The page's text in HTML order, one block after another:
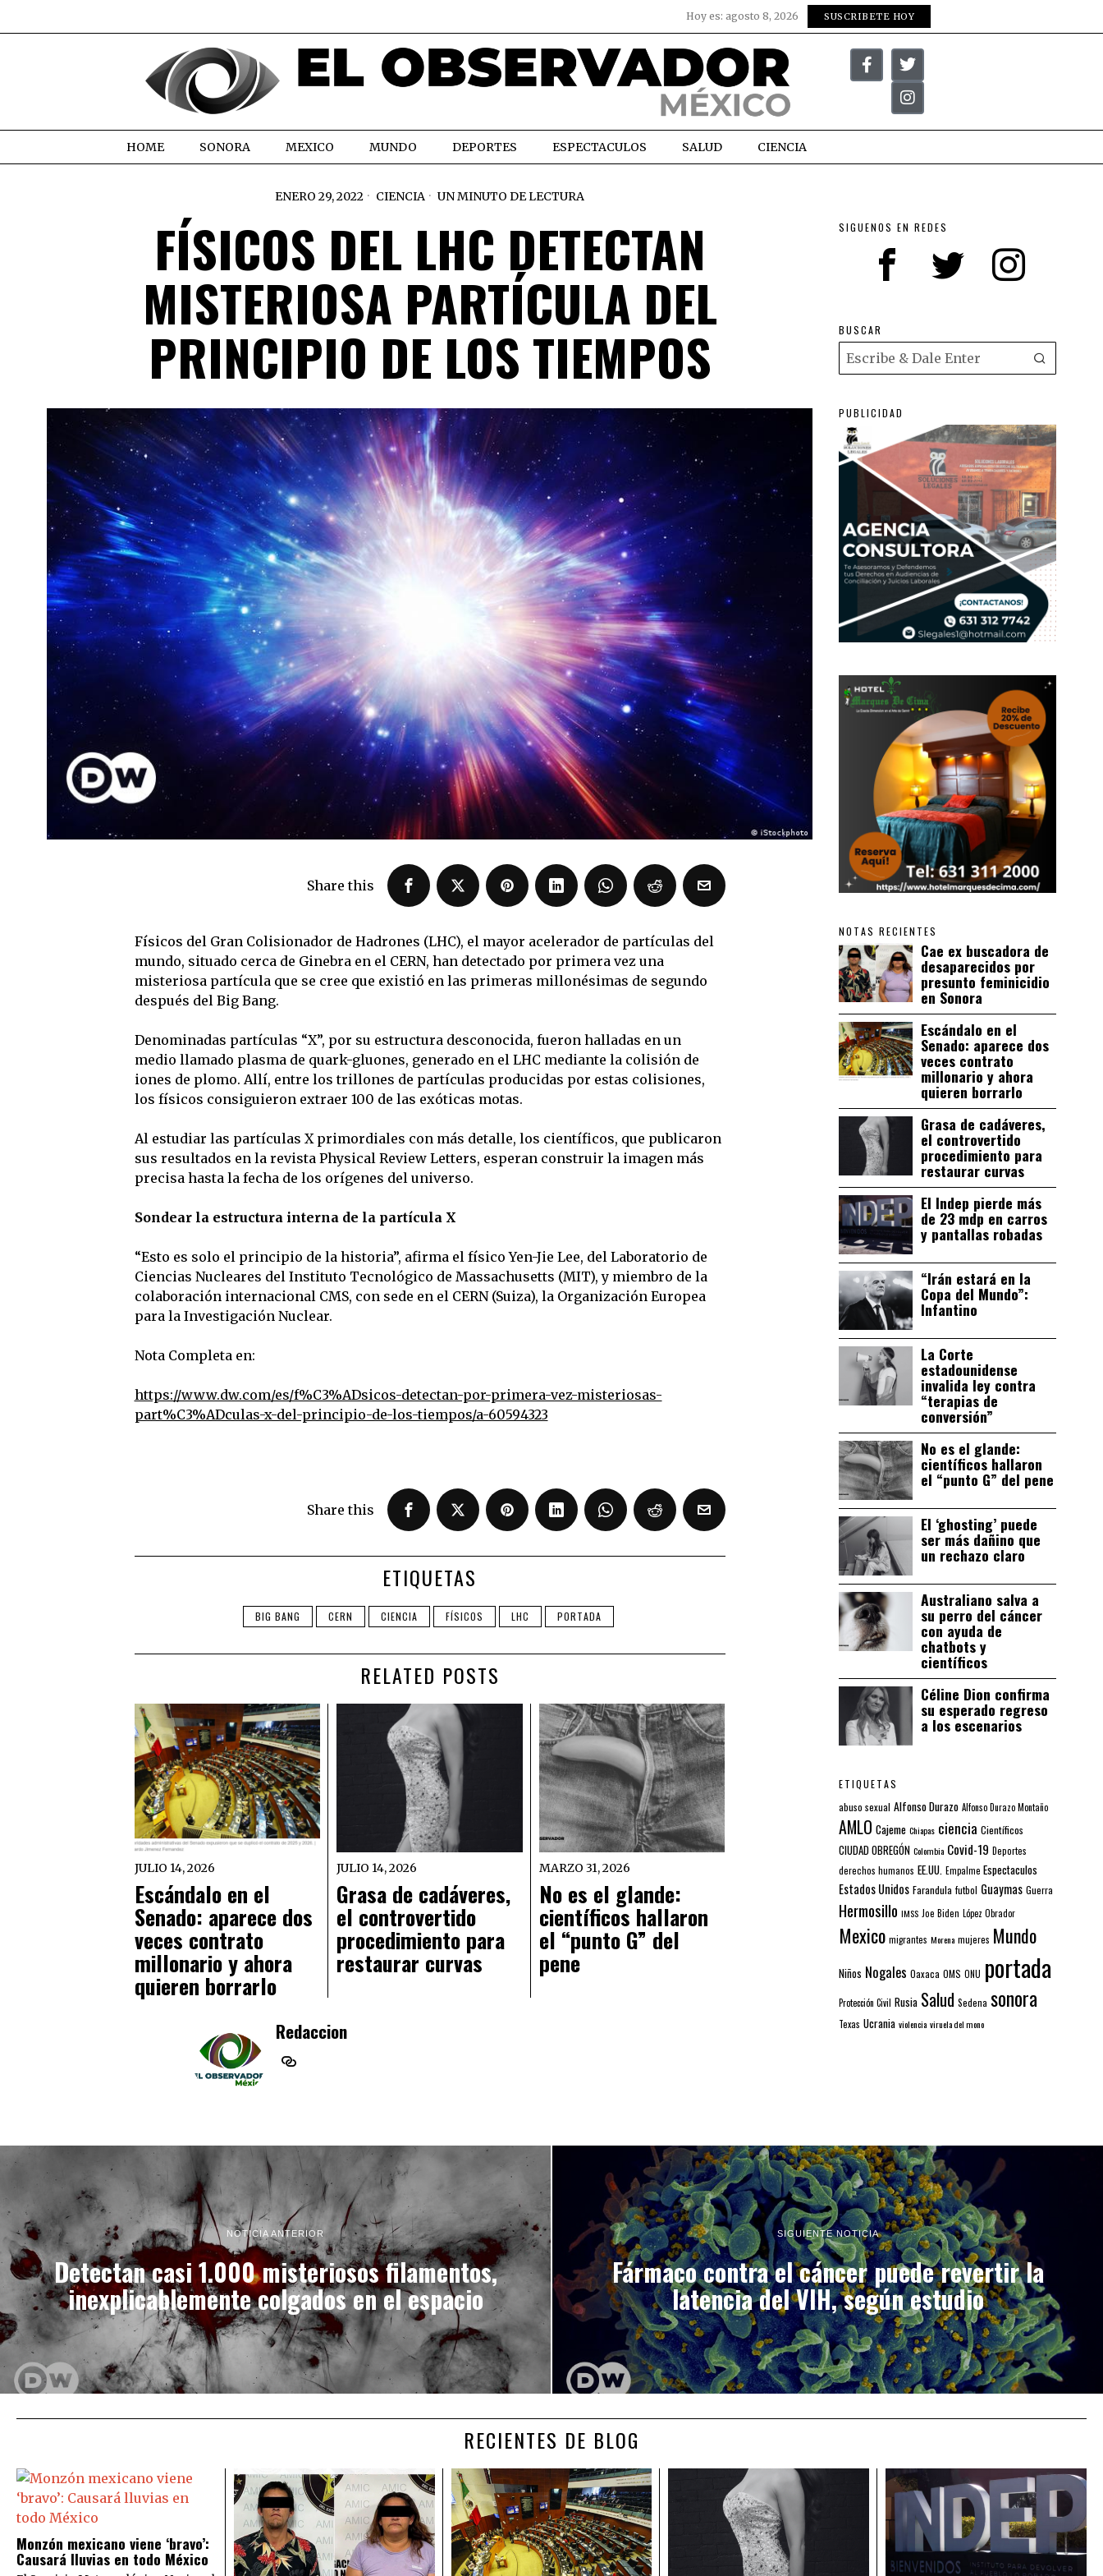
Hoy es: agosto 8, 2026 SUSCRIBETE HOY
HOME SONORA MEXICO MUNDO DEPORTES ESPECTACULOS SALUD CIENCIA
ENERO 29, 2022 CIENCIA UN MINUTO DE LECTURA
FÍSICOS DEL LHC DETECTAN
MISTERIOSA PARTÍCULA DEL
PRINCIPIO DE LOS TIEMPOS
Share this
Físicos del Gran Colisionador de Hadrones (LHC), el mayor acelerador de partículas del
mundo, situado cerca de Ginebra en el CERN, han detectado por primera vez una
misteriosa partícula que se cree que existió en las primeras millonésimas de segundo
después del Big Bang.
Denominadas partículas “X”, por su estructura desconocida, fueron halladas en un
medio llamado plasma de quark-gluones, generado en el LHC mediante la colisión de
iones de plomo. Allí, entre los trillones de partículas producidas por estas colisiones,
los físicos consiguieron extraer 100 de las exóticas motas.
Al estudiar las partículas X primordiales con más detalle, los científicos, que publicaron
sus resultados en la revista Physical Review Letters, esperan construir la imagen más
precisa hasta la fecha de los orígenes del universo.
Sondear la estructura interna de la partícula X
“Esto es solo el principio de la historia”, afirma el físico Yen-Jie Lee, del Laboratorio de
Ciencias Nucleares del Instituto Tecnológico de Massachusetts (MIT), y miembro de la
colaboración internacional CMS, con sede en el CERN (Suiza), la Organización Europea
para la Investigación Nuclear.
Nota Completa en:
https://www.dw.com/es/f%C3%ADsicos-detectan-por-primera-vez-misteriosas-
part%C3%ADculas-x-del-principio-de-los-tiempos/a-60594323
Share this
ETIQUETAS
BIG BANG CERN CIENCIA FÍSICOS LHC PORTADA
RELATED POSTS
JULIO 14, 2026
Escándalo en el
Senado: aparece dos
veces contrato
millonario y ahora
quieren borrarlo
JULIO 14, 2026
Grasa de cadáveres,
el controvertido
procedimiento para
restaurar curvas
MARZO 31, 2026
No es el glande:
científicos hallaron
el “punto G” del
pene
Redaccion
SIGUENOS EN REDES
BUSCAR
PUBLICIDAD
NOTAS RECIENTES
Cae ex buscadora de
desaparecidos por
presunto feminicidio
en Sonora
Escándalo en el
Senado: aparece dos
veces contrato
millonario y ahora
quieren borrarlo
Grasa de cadáveres,
el controvertido
procedimiento para
restaurar curvas
El Indep pierde más
de 23 mdp en carros
y pantallas robadas
“Irán estará en la
Copa del Mundo”:
Infantino
La Corte
estadounidense
invalida ley contra
“terapias de
conversión”
No es el glande:
científicos hallaron
el “punto G” del pene
El ‘ghosting’ puede
ser más dañino que
un rechazo claro
Australiano salva a
su perro del cáncer
con ayuda de
chatbots y
científicos
Céline Dion confirma
su esperado regreso
a los escenarios
ETIQUETAS
abuso sexual Alfonso Durazo Alfonso Durazo Montaño
AMLO Cajeme Chiapas ciencia Científicos
CIUDAD OBREGÓN Colombia Covid-19 Deportes
derechos humanos EE.UU. Empalme Espectaculos
Estados Unidos Farandula futbol Guaymas Guerra
Hermosillo IMSS Joe Biden López Obrador
Mexico migrantes Morena mujeres Mundo
Niños Nogales Oaxaca OMS ONU portada
Protección Civil Rusia Salud Sedena sonora
Texas Ucrania violencia viruela del mono
NOTICIA ANTERIOR
Detectan casi 1.000 misteriosos filamentos,
inexplicablemente colgados en el espacio
SIGUIENTE NOTICIA
Fármaco contra el cáncer puede revertir la
latencia del VIH, según estudio
RECIENTES DE BLOG
Monzón mexicano viene ‘bravo’:
Causará lluvias en todo México